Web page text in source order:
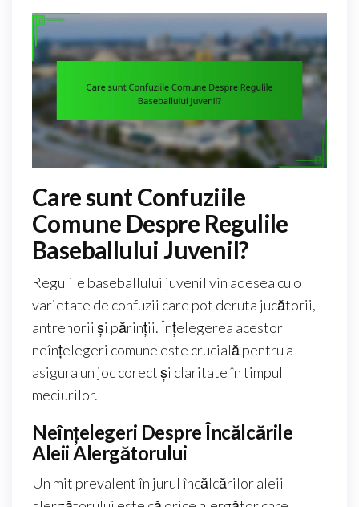
Care sunt Confuziile
Comune Despre Regulile
Baseballului Juvenil?
Regulile baseballului juvenil vin adesea cu o
varietate de confuzii care pot deruta jucătorii,
antrenorii și părinții. Înțelegerea acestor
neînțelegeri comune este crucială pentru a
asigura un joc corect și claritate în timpul
meciurilor.
Neînțelegeri Despre Încălcările
Aleii Alergătorului
Un mit prevalent în jurul încălcărilor aleii